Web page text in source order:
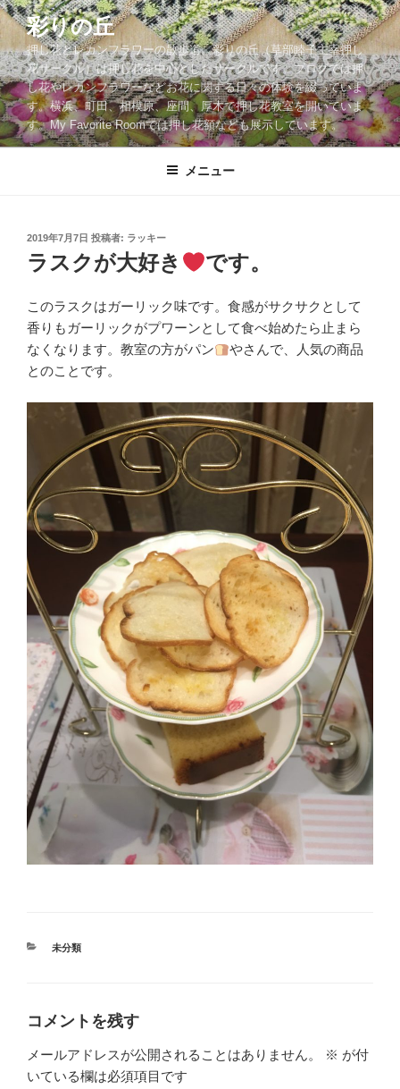
コ
ン
テ
ン
ツ
へ
ス
彩りの丘
押し花とレカンフラワーの散歩道。彩りの丘（草部睦子主宰押し
花サークル）は押し花を中心としたサークルです。ブログでは押
し花やレカンフラワーなどお花に関する日々の体験を綴っていま
す。横浜、町田、相模原、座間、厚木で押し花教室を開いていま
す。My Favorite Roomでは押し花額なども展示しています。
メニュー
投
稿
日:
2019年7月7日 投稿者: ラッキー
ラスクが大好き です。
このラスクはガーリック味です。食感がサクサクとして
香りもガーリックがプワーンとして食べ始めたら止まら
なくなります。教室の方がパン
やさんで、人気の商品
とのことです。
カ
未分類
コメントを残す
メールアドレスが公開されることはありません。 ※ が付
いている欄は必須項目です